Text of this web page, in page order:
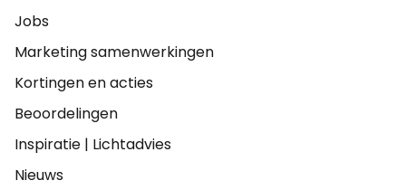
Jobs
Marketing samenwerkingen
Kortingen en acties
Beoordelingen
Inspiratie | Lichtadvies
Nieuws